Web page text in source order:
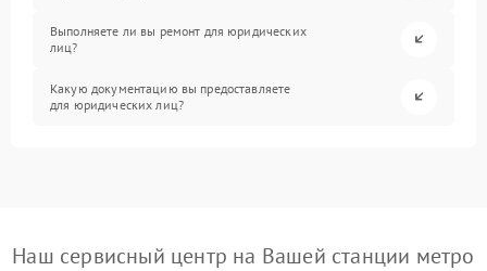
Выполняете ли вы ремонт для юридических
лиц?
Какую документацию вы предоставляете
для юридических лиц?
Наш сервисный центр на Вашей станции метро